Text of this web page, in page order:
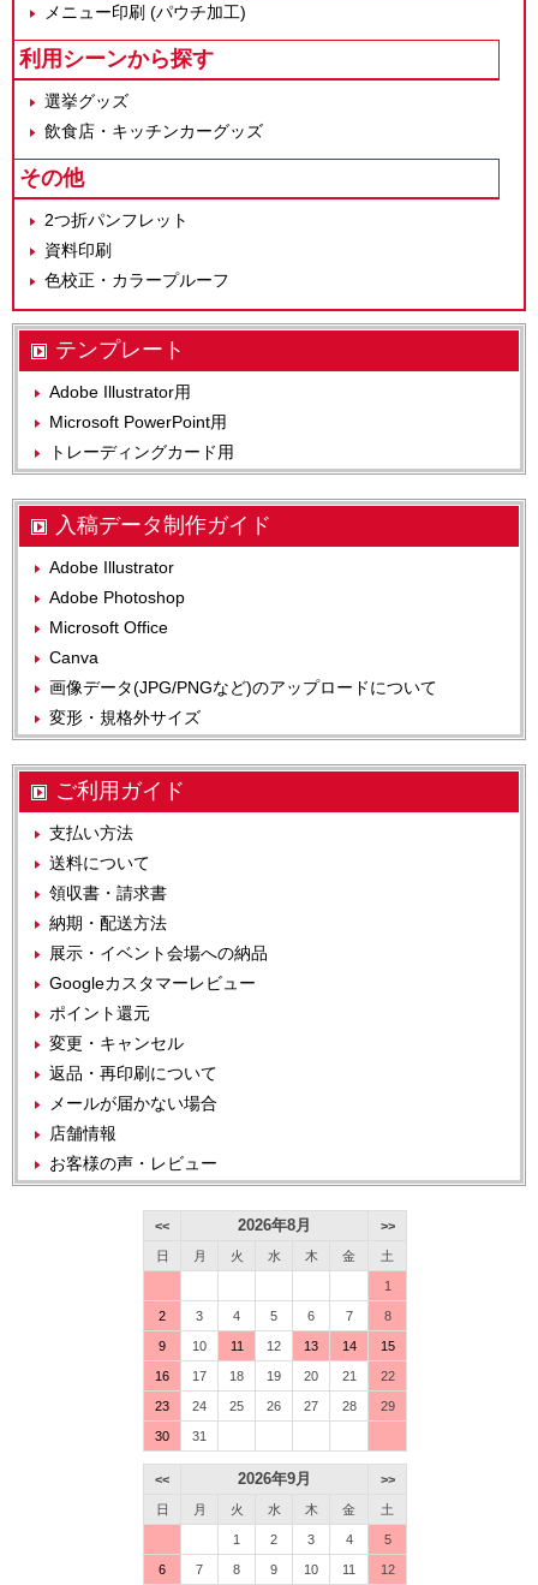
メニュー印刷 (パウチ加工)
利用シーンから探す
選挙グッズ
飲食店・キッチンカーグッズ
その他
2つ折パンフレット
資料印刷
色校正・カラープルーフ
テンプレート
Adobe Illustrator用
Microsoft PowerPoint用
トレーディングカード用
入稿データ制作ガイド
Adobe Illustrator
Adobe Photoshop
Microsoft Office
Canva
画像データ(JPG/PNGなど)のアップロードについて
変形・規格外サイズ
ご利用ガイド
支払い方法
送料について
領収書・請求書
納期・配送方法
展示・イベント会場への納品
Googleカスタマーレビュー
ポイント還元
変更・キャンセル
返品・再印刷について
メールが届かない場合
店舗情報
お客様の声・レビュー
<< 2026年8月 >>
日 月 火 水 木 金 土
1
2 3 4 5 6 7 8
9 10 11 12 13 14 15
16 17 18 19 20 21 22
23 24 25 26 27 28 29
30 31
<< 2026年9月 >>
日 月 火 水 木 金 土
1 2 3 4 5
6 7 8 9 10 11 12